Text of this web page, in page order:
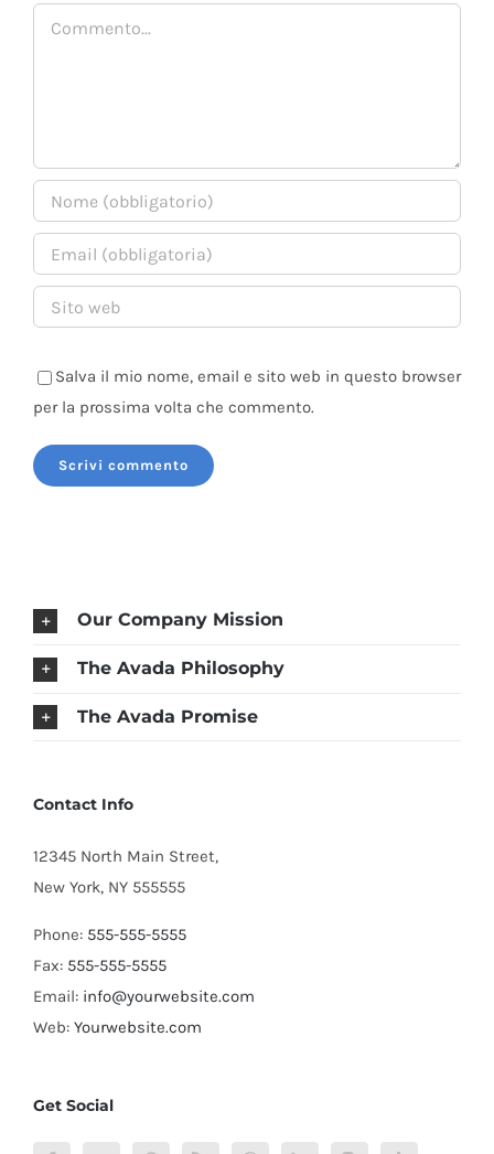
Salva il mio nome, email e sito web in questo browser
per la prossima volta che commento.
Our Company Mission
The Avada Philosophy
The Avada Promise
Contact Info
12345 North Main Street,
New York, NY 555555
Phone: 555-555-5555
Fax: 555-555-5555
Email: info@yourwebsite.com
Web: Yourwebsite.com
Get Social